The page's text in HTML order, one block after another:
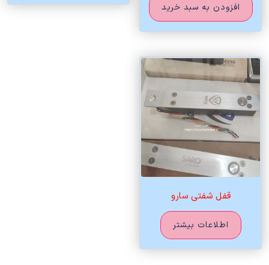
افزودن به سبد خرید
قفل شفتی سارو
اطلاعات بیشتر